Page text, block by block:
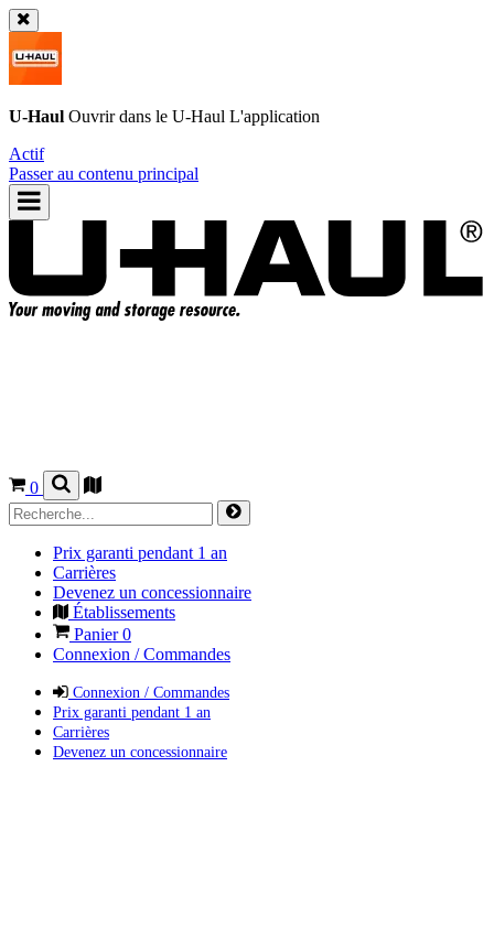
U-Haul Ouvrir dans le U-Haul L'application
Actif
Passer au contenu principal
0
Prix garanti pendant 1 an
Carrières
Devenez un concessionnaire
Établissements
Panier0
Connexion / Commandes
Connexion / Commandes
Prix garanti pendant 1 an
Carrières
Devenez un concessionnaire